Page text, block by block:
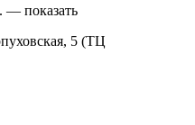
— показать
5 (ТЦ